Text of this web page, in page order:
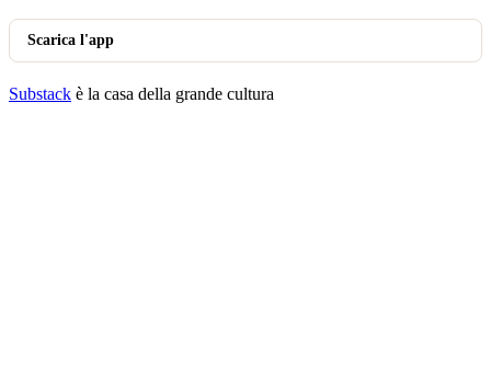
Scarica l'app
Substack è la casa della grande cultura